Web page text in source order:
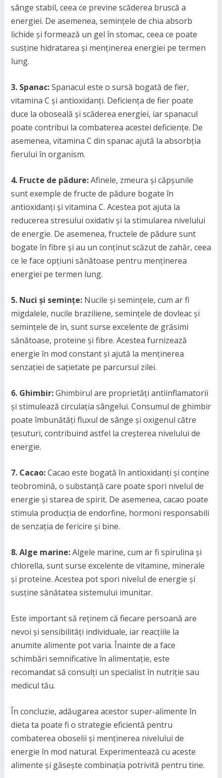
sânge stabil, ceea ce previne scăderea bruscă a
energiei. De asemenea, semințele de chia absorb
lichide și formează un gel în stomac, ceea ce poate
susține hidratarea și menținerea energiei pe termen
lung.
3. Spanac:Spanacul este o sursă bogată de fier,
vitamina C și antioxidanți. Deficiența de fier poate
duce la oboseală și scăderea energiei, iar spanacul
poate contribui la combaterea acestei deficiențe. De
asemenea, vitamina C din spanac ajută la absorbția
fierului în organism.
4. Fructe de pădure:Afinele, zmeura și căpșunile
sunt exemple de fructe de pădure bogate în
antioxidanți și vitamina C. Acestea pot ajuta la
reducerea stresului oxidativ și la stimularea nivelului
de energie. De asemenea, fructele de pădure sunt
bogate în fibre și au un conținut scăzut de zahăr, ceea
ce le face opțiuni sănătoase pentru menținerea
energiei pe termen lung.
5. Nuci și semințe:Nucile și semințele, cum ar fi
migdalele, nucile braziliene, semințele de dovleac și
semințele de in, sunt surse excelente de grăsimi
sănătoase, proteine și fibre. Acestea furnizează
energie în mod constant și ajută la menținerea
senzației de sațietate pe parcursul zilei.
6. Ghimbir:Ghimbirul are proprietăți antiinflamatorii
și stimulează circulația sângelui. Consumul de ghimbir
poate îmbunătăți fluxul de sânge și oxigenul către
țesuturi, contribuind astfel la creșterea nivelului de
energie.
7. Cacao:Cacao este bogată în antioxidanți și conține
teobromină, o substanță care poate spori nivelul de
energie și starea de spirit. De asemenea, cacao poate
stimula producția de endorfine, hormoni responsabili
de senzația de fericire și bine.
8. Alge marine:Algele marine, cum ar fi spirulina și
chlorella, sunt surse excelente de vitamine, minerale
și proteine. Acestea pot spori nivelul de energie și
susține sănătatea sistemului imunitar.
Este important să reținem că fiecare persoană are
nevoi și sensibilități individuale, iar reacțiile la
anumite alimente pot varia. Înainte de a face
schimbări semnificative în alimentație, este
recomandat să consulți un specialist în nutriție sau
medicul tău.
În concluzie, adăugarea acestor super-alimente în
dieta ta poate fi o strategie eficientă pentru
combaterea oboselii și menținerea nivelului de
energie în mod natural. Experimentează cu aceste
alimente și găsește combinația potrivită pentru tine.